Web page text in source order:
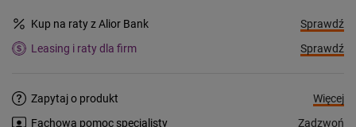
Kup na raty z Alior Bank
Sprawdź
Leasing i raty dla firm
Sprawdź
Zapytaj o produkt
Więcej
Fachowa pomoc specjalisty
Zadzwoń